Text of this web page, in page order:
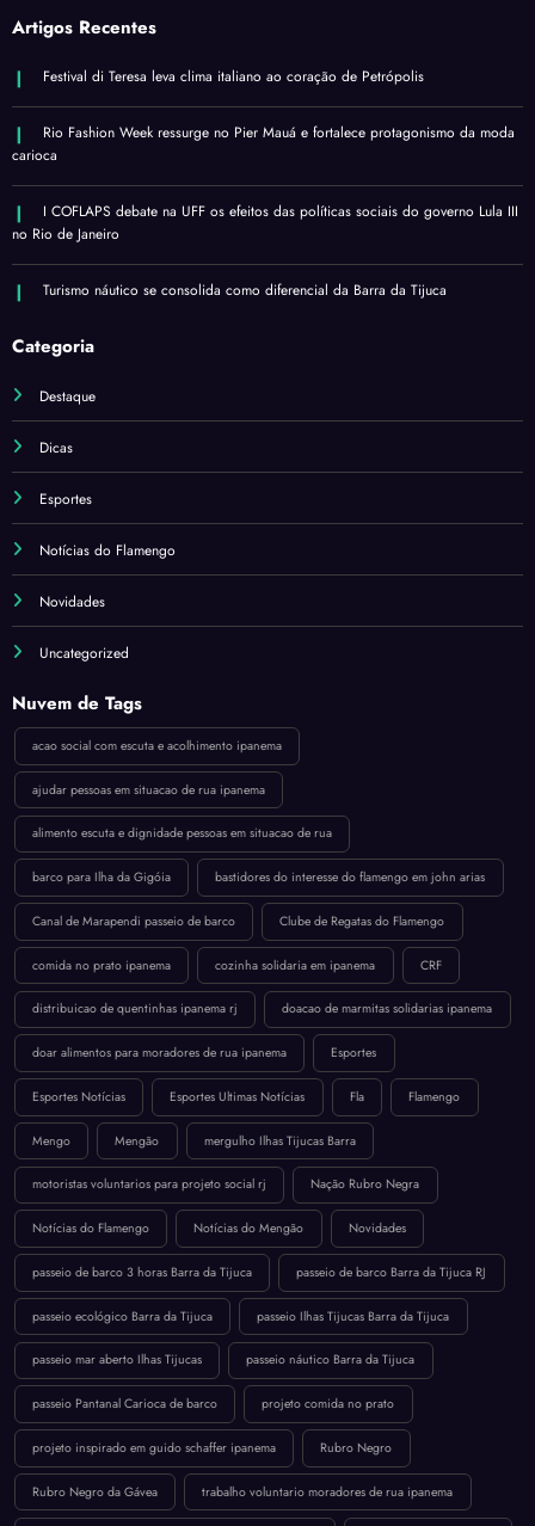
Artigos Recentes
Festival di Teresa leva clima italiano ao coração de Petrópolis
Rio Fashion Week ressurge no Pier Mauá e fortalece protagonismo da moda
carioca
I COFLAPS debate na UFF os efeitos das políticas sociais do governo Lula III
no Rio de Janeiro
Turismo náutico se consolida como diferencial da Barra da Tijuca
Categoria
Destaque
Dicas
Esportes
Notícias do Flamengo
Novidades
Uncategorized
Nuvem de Tags
acao social com escuta e acolhimento ipanema
ajudar pessoas em situacao de rua ipanema
alimento escuta e dignidade pessoas em situacao de rua
barco para Ilha da Gigóia bastidores do interesse do flamengo em john arias
Canal de Marapendi passeio de barco Clube de Regatas do Flamengo
comida no prato ipanema cozinha solidaria em ipanema CRF
distribuicao de quentinhas ipanema rj doacao de marmitas solidarias ipanema
doar alimentos para moradores de rua ipanema Esportes
Esportes Notícias Esportes Ultimas Notícias Fla Flamengo
Mengo Mengão mergulho Ilhas Tijucas Barra
motoristas voluntarios para projeto social rj Nação Rubro Negra
Notícias do Flamengo Notícias do Mengão Novidades
passeio de barco 3 horas Barra da Tijuca passeio de barco Barra da Tijuca RJ
passeio ecológico Barra da Tijuca passeio Ilhas Tijucas Barra da Tijuca
passeio mar aberto Ilhas Tijucas passeio náutico Barra da Tijuca
passeio Pantanal Carioca de barco projeto comida no prato
projeto inspirado em guido schaffer ipanema Rubro Negro
Rubro Negro da Gávea trabalho voluntario moradores de rua ipanema